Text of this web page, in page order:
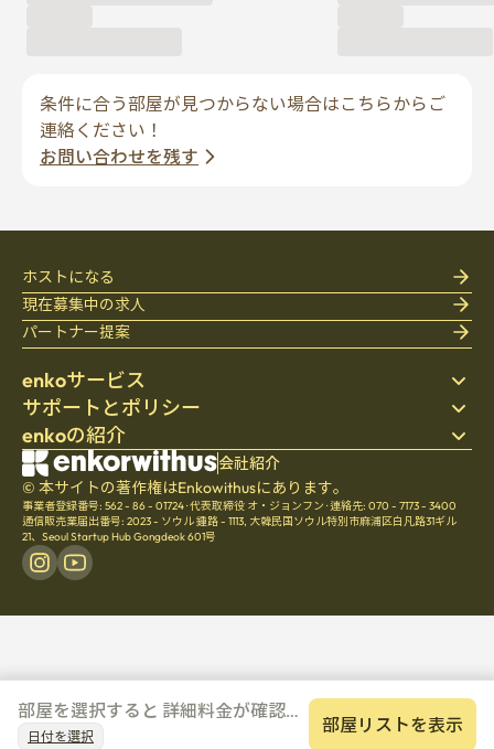
部屋を選択すると 詳細料金が確認で
きます
日付を選択
部屋リストを表示
条件に合う部屋が見つからない場合はこちらからご
連絡ください！
お問い合わせを残す
enkoサービス
ステイ先を探す
寝具
ブログ
ヘルプセンター
サポートとポリシー
個人情報保護方針
利用規約
キャンセル・返金ポリシー
enkoの紹介
会社紹介
採用
チームの文化
ホストになる
現在募集中の求人
パートナー提案
会社紹介
© 本サイトの著作権はEnkowithusにあります。
事業者登録番号: 562 - 86 - 01724·代表取締役 オ・ジョンフン ·連絡先: 070 - 7173 - 3400
通信販売業届出番号: 2023 - ソウル 鍾路 - 1113, 大韓民国ソウル特別市麻浦区白凡路31ギル
21、Seoul Startup Hub Gongdeok 601号